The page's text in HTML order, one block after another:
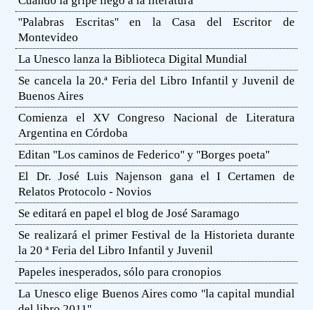
''Palabras Escritas'' en la Casa del Escritor de
Montevideo
La Unesco lanza la Biblioteca Digital Mundial
Se cancela la 20.ª Feria del Libro Infantil y Juvenil de
Buenos Aires
Comienza el XV Congreso Nacional de Literatura
Argentina en Córdoba
Editan ''Los caminos de Federico'' y ''Borges poeta''
El Dr. José Luis Najenson gana el I Certamen de
Relatos Protocolo - Novios
Se editará en papel el blog de José Saramago
Se realizará el primer Festival de la Historieta durante
la 20 ª Feria del Libro Infantil y Juvenil
Papeles inesperados, sólo para cronopios
La Unesco elige Buenos Aires como ''la capital mundial